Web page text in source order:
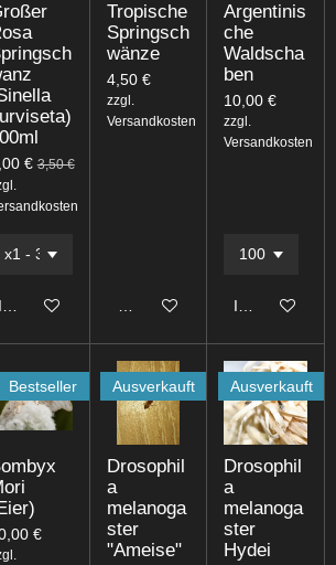
€ 3,50 €
In den Warenkorb
Tropische
Springsch
wänze
4,50 €
zzgl.
Versandkosten
Bei Verfügbarkeit
Argentinis
che
Waldscha
ben
10,00 €
zzgl.
Versandkosten
In den
Bestseller
€
Ausverkauft
Drosophil
a
melanoga
ster
"Ameise"
Ausverkauft
Drosophil
a
melanoga
ster
Hydei